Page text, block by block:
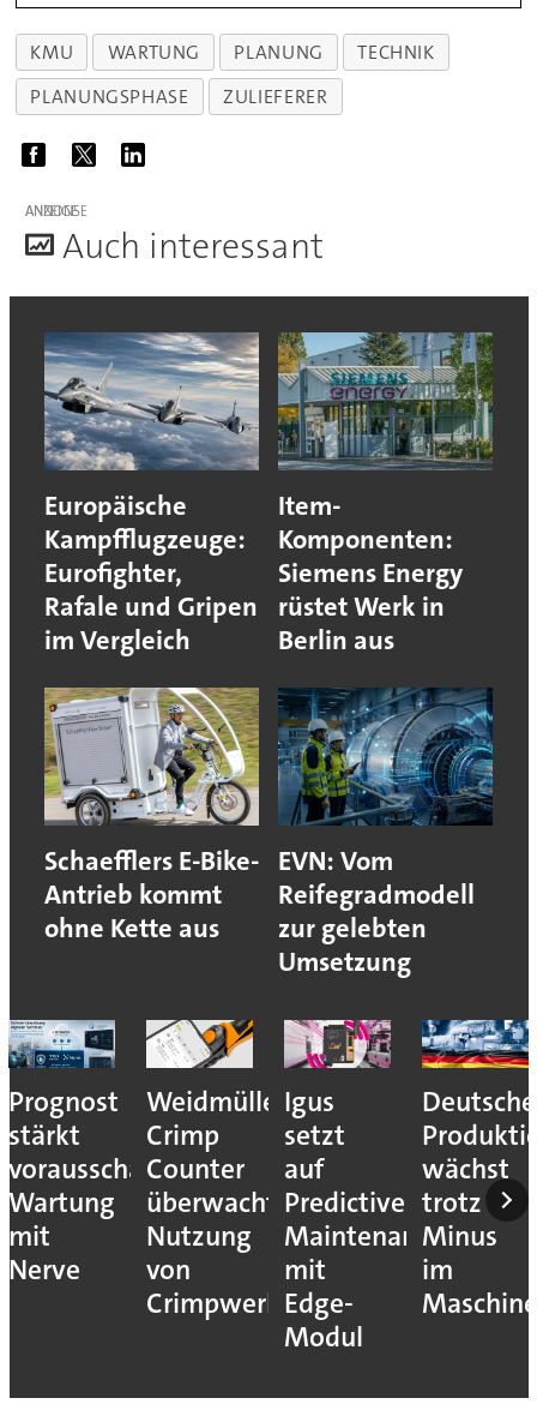
KMU WARTUNG PLANUNG
TECHNIK
PLANUNGSPHASE
ZULIEFERER
ANZEIGE
Auch interessant
Europäische
Kampfflugzeuge:
Eurofighter,
Rafale und Gripen
im Vergleich
Item-
Komponenten:
Siemens Energy
rüstet Werk in
Berlin aus
Schaefflers E-Bike-
Antrieb kommt
ohne Kette aus
EVN: Vom
Reifegradmodell
zur gelebten
Umsetzung
Prognost
stärkt
vorausschauende
Wartung
mit
Nerve
Weidmüller:
Crimp
Counter
überwacht
Nutzung
von
Crimpwerkzeugen
Igus
setzt
auf
Predictive
Maintenance
mit
Edge-
Modul
Deutsche
wächst
trotz
Minus
im